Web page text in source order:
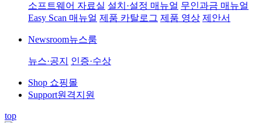
소프트웨어 자료실 설치·설정 매뉴얼 무인과금 매뉴얼
Easy Scan 매뉴얼 제품 카탈로그 제품 영상 제안서
Newsroom뉴스룸
뉴스·공지 인증·수상
Shop 쇼핑몰
Support원격지원
top